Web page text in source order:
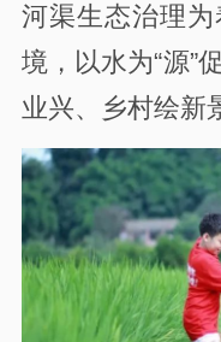
河渠生态治理
境，以水为“源”
业兴、乡村绘新